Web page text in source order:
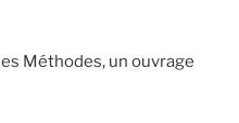
Méthodes, un ouvrage